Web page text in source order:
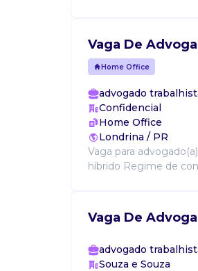
Vaga De
Home Office
advogado
Confidencial
Home Office
Londrina / PR
Vaga para
híbrido Regime de
Vaga De
advogado
Souza e Souza